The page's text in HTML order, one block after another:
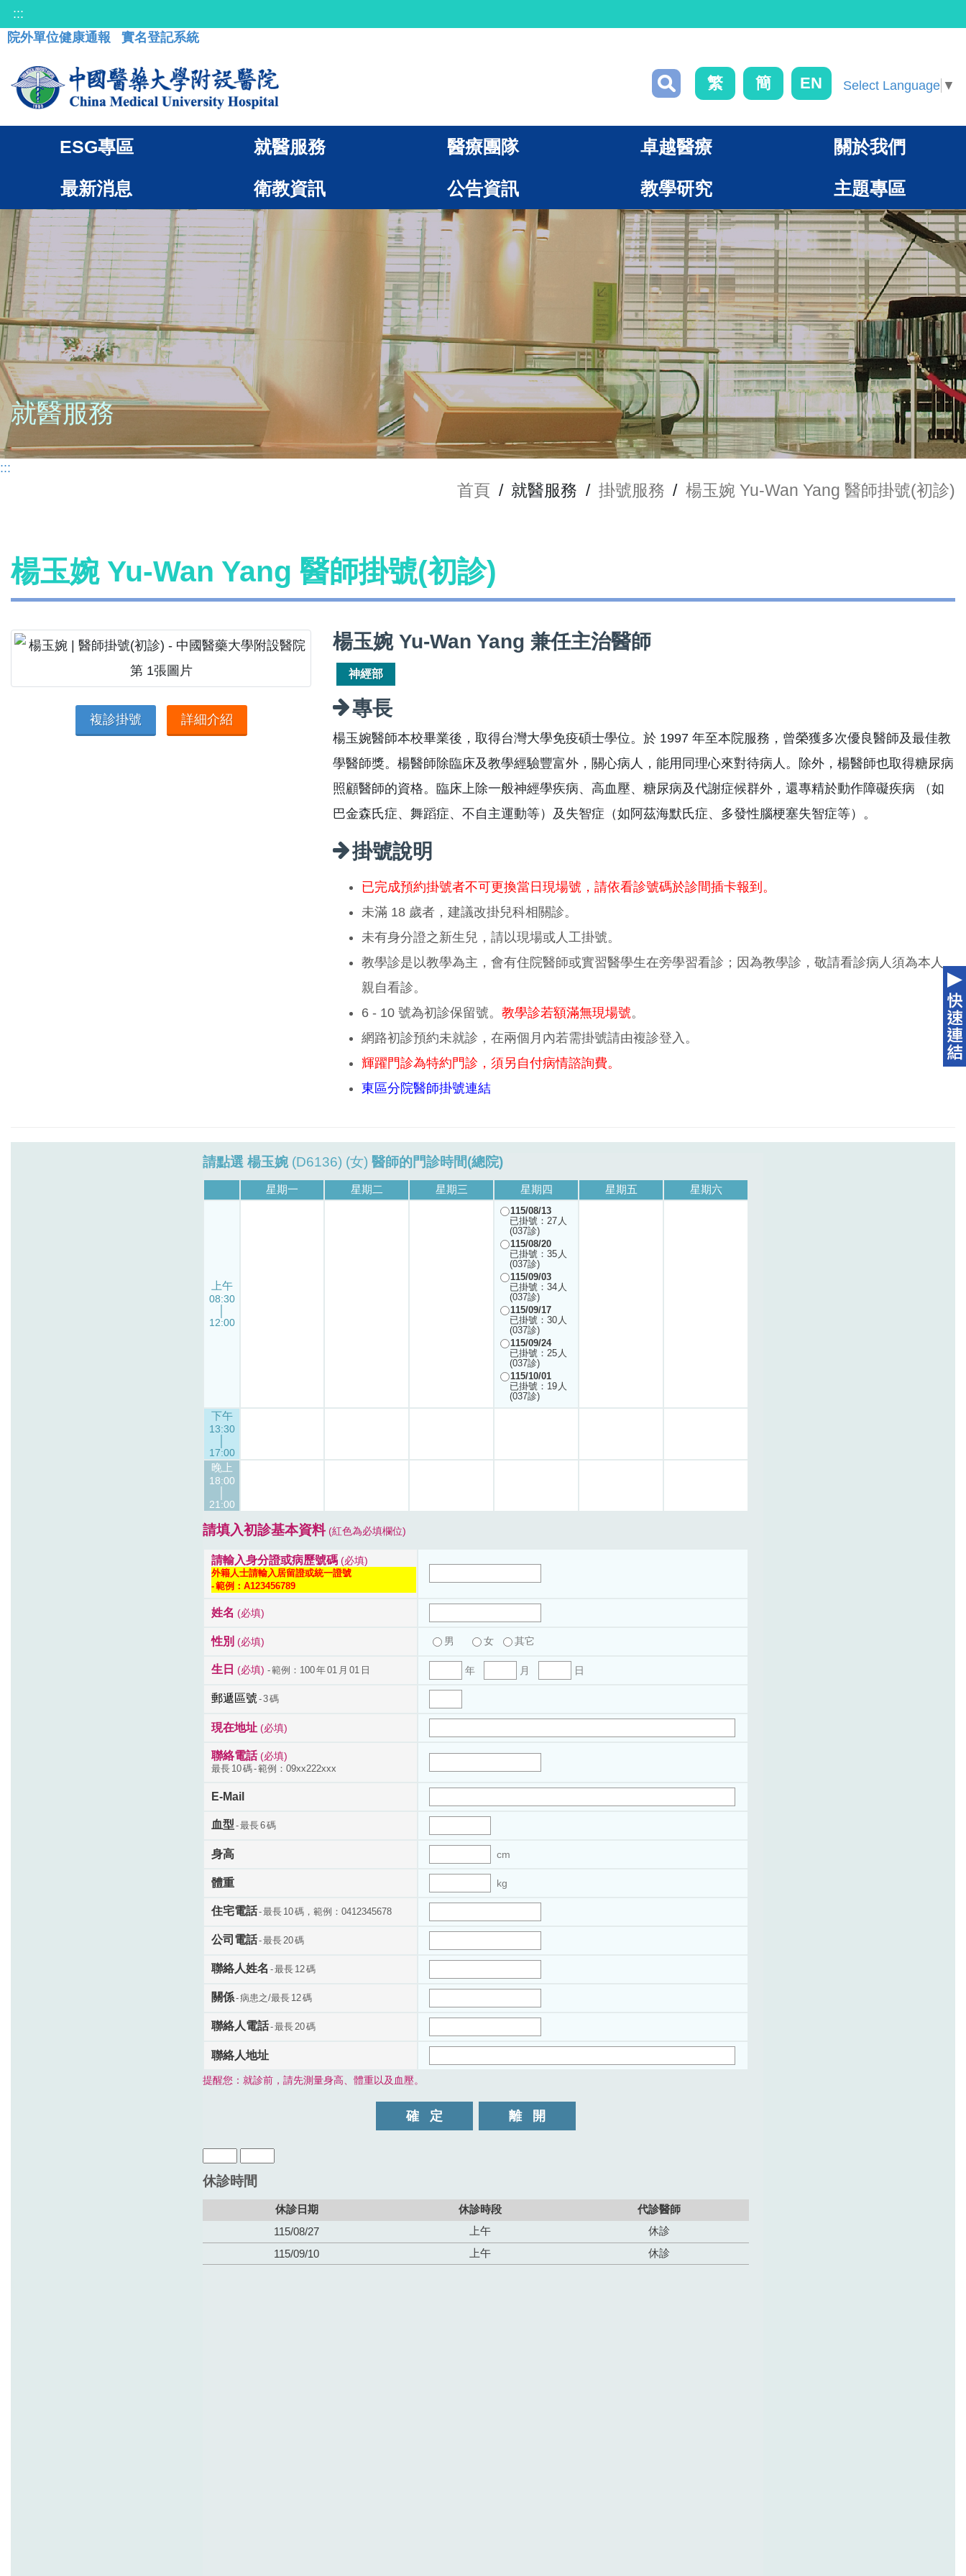
:::
院外單位健康通報
實名登記系統
繁 簡 EN Select Language ▼
ESG專區 就醫服務 醫療團隊 卓越醫療 關於我們
最新消息 衛教資訊 公告資訊 教學研究 主題專區
就醫服務
:::
首頁 / 就醫服務 / 掛號服務 / 楊玉婉 Yu-Wan Yang 醫師掛號(初診)
楊玉婉 Yu-Wan Yang 醫師掛號(初診)
複診掛號 詳細介紹
楊玉婉 Yu-Wan Yang 兼任主治醫師
神經部
專長
楊玉婉醫師本校畢業後，取得台灣大學免疫碩士學位。於 1997 年至本院服務，曾榮獲多次優良醫師及最佳教
學醫師獎。楊醫師除臨床及教學經驗豐富外，關心病人，能用同理心來對待病人。除外，楊醫師也取得糖尿病
照顧醫師的資格。臨床上除一般神經學疾病、高血壓、糖尿病及代謝症候群外，還專精於動作障礙疾病 （如
巴金森氏症、舞蹈症、不自主運動等）及失智症（如阿茲海默氏症、多發性腦梗塞失智症等）。
掛號說明
已完成預約掛號者不可更換當日現場號，請依看診號碼於診間插卡報到。
未滿 18 歲者，建議改掛兒科相關診。
未有身分證之新生兒，請以現場或人工掛號。
教學診是以教學為主，會有住院醫師或實習醫學生在旁學習看診；因為教學診，敬請看診病人須為本人
親自看診。
6 - 10 號為初診保留號。 教學診若額滿無現場號。
網路初診預約未就診，在兩個月內若需掛號請由複診登入。
輝躍門診為特約門診，須另自付病情諮詢費。
東區分院醫師掛號連結